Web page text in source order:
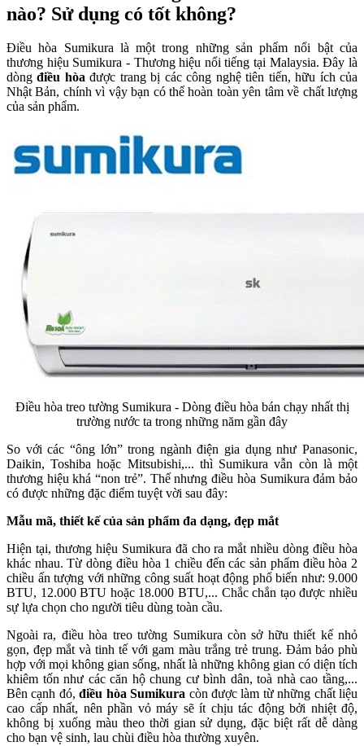
nào? Sử dụng có tốt không?
Điều hòa Sumikura là một trong những sản phẩm nổi bật của
thương hiệu Sumikura - Thương hiệu nổi tiếng tại Malaysia. Đây là
dòngđiều hòađược trang bị các công nghệ tiên tiến, hữu ích của
Nhật Bản, chính vì vậy bạn có thể hoàn toàn yên tâm về chất lượng
của sản phẩm.
Điều hòa treo tường Sumikura - Dòng điều hòa bán chạy nhất thị
trường nước ta trong những năm gần đây
So với các “ông lớn” trong ngành điện gia dụng như Panasonic,
Daikin, Toshiba hoặc Mitsubishi,... thì Sumikura vẫn còn là một
thương hiệu khá “non trẻ”. Thế nhưng điều hòa Sumikura đảm bảo
có được những đặc điểm tuyệt vời sau đây:
Mẫu mã, thiết kế của sản phẩm đa dạng, đẹp mắt
Hiện tại, thương hiệu Sumikura đã cho ra mắt nhiều dòng điều hòa
khác nhau. Từ dòng điều hòa 1 chiều đến các sản phẩm điều hòa 2
chiều ấn tượng với những công suất hoạt động phổ biến như: 9.000
BTU, 12.000 BTU hoặc 18.000 BTU,... Chắc chắn tạo được nhiều
sự lựa chọn cho người tiêu dùng toàn cầu.
Ngoài ra, điều hòa treo tường Sumikura còn sở hữu thiết kế nhỏ
gọn, đẹp mắt và tinh tế với gam màu trắng trẻ trung. Đảm bảo phù
hợp với mọi không gian sống, nhất là những không gian có diện tích
khiêm tốn như các căn hộ chung cư bình dân, toà nhà cao tầng,...
Bên cạnh đó,điều hòa Sumikura còn được làm từ những chất liệu
cao cấp nhất, nên phần vỏ máy sẽ ít chịu tác động bởi nhiệt độ,
không bị xuống màu theo thời gian sử dụng, đặc biệt rất dễ dàng
cho bạn vệ sinh, lau chùi điều hòa thường xuyên.